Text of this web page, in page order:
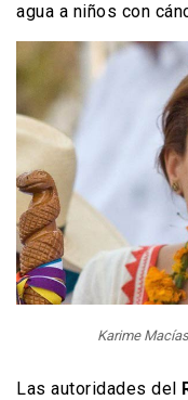
agua a niños con
Karime
Las autoridades del